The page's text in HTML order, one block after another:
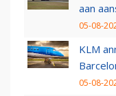
aan
05-08-
KLM
05-08-